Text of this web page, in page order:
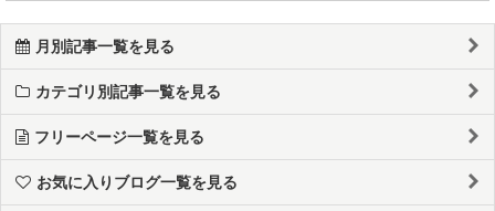
月別記事一覧を見る
カテゴリ別記事一覧を見る
フリーページ一覧を見る
お気に入りブログ一覧を見る